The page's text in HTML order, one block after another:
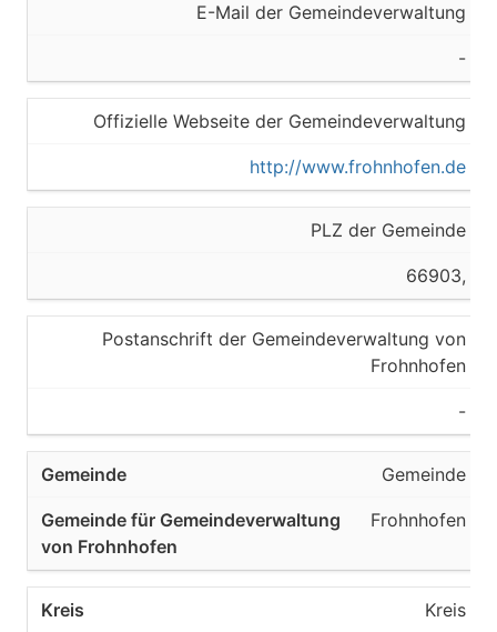
E-Mail der Gemeindeverwaltung
-
Offizielle Webseite der Gemeindeverwaltung
http://www.frohnhofen.de
PLZ der Gemeinde
66903,
Postanschrift der Gemeindeverwaltung von
Frohnhofen
-
Gemeinde
Frohnhofen
Kreis